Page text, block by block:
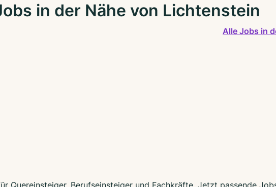
in der Nähe von Lichtenstein
Alle Jobs in
Quereinsteiger, Berufseinsteiger und Fachkräfte. Jetzt passende